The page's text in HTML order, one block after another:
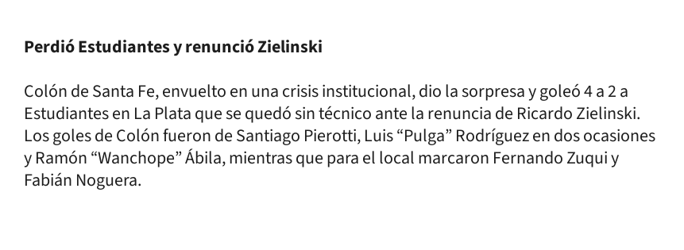
Perdió Estudiantes y renunció Zielinski
Colón de Santa Fe, envuelto en una crisis institucional, dio la sorpresa y goleó 4 a 2 a
Estudiantes en La Plata que se quedó sin técnico ante la renuncia de Ricardo Zielinski.
Los goles de Colón fueron de Santiago Pierotti, Luis “Pulga” Rodríguez en dos ocasiones
y Ramón “Wanchope” Ábila, mientras que para el local marcaron Fernando Zuqui y
Fabián Noguera.